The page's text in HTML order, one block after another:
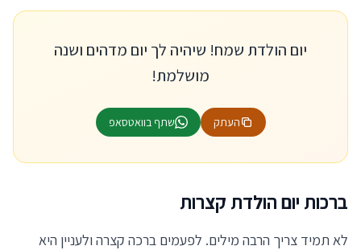
יום הולדת שמח! שיהיה לך יום מדהים ושנה
מושלמת!
העתק שתף בוואטסאפ
ברכות יום הולדת קצרות
לא תמיד צריך הרבה מילים. לפעמים ברכה קצרה ולעניין היא